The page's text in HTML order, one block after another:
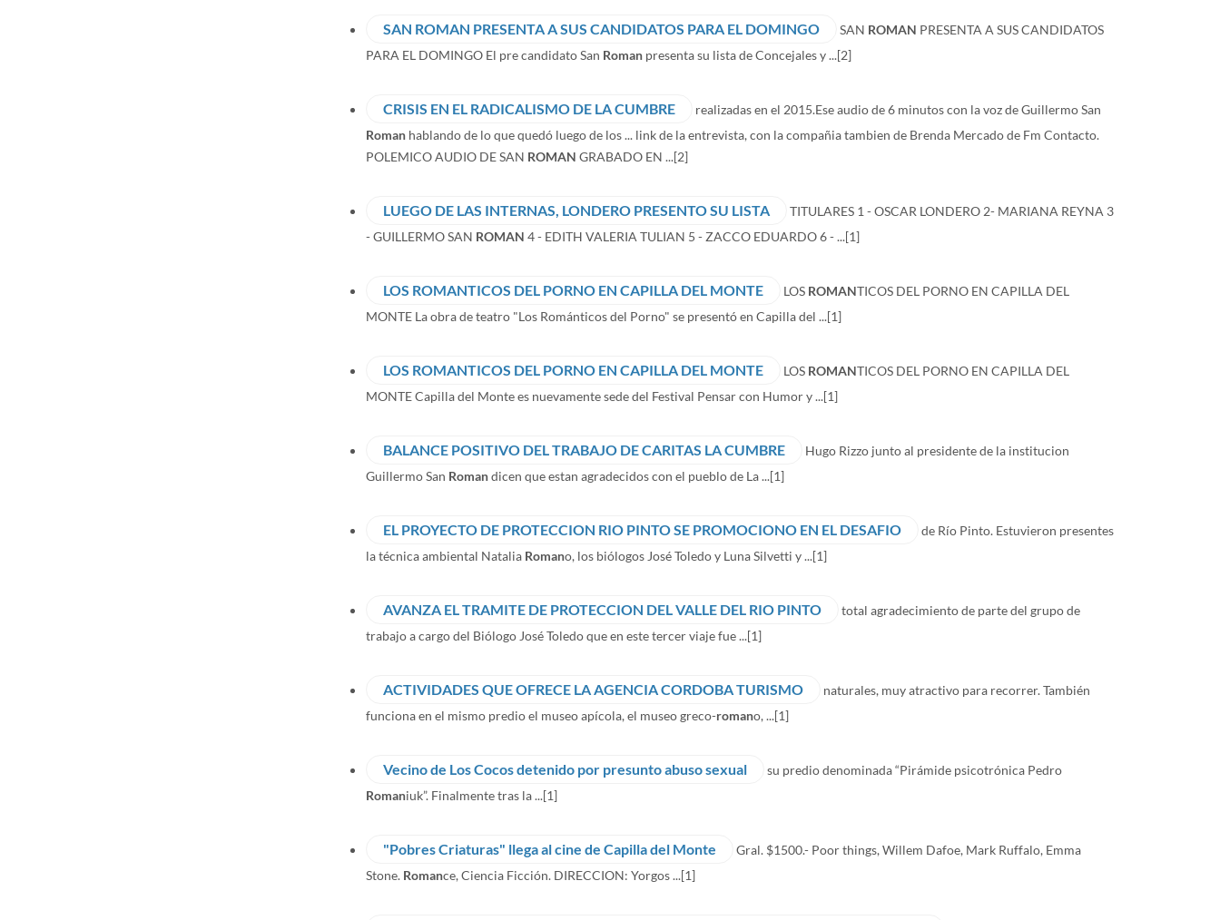
SAN ROMAN PRESENTA A SUS CANDIDATOS PARA EL DOMINGO SAN ROMAN PRESENTA A SUS CANDIDATOS
PARA EL DOMINGO El pre candidato San Roman presenta su lista de Concejales y ...[2]
CRISIS EN EL RADICALISMO DE LA CUMBRE
realizadas en el 2015.Ese audio de 6 minutos con la voz de Guillermo San
Roman hablando de lo que quedó luego de los ... link de la entrevista, con la compañia tambien de Brenda Mercado de Fm Contacto.
POLEMICO AUDIO DE SAN ROMAN GRABADO EN ...[2]
LUEGO DE LAS INTERNAS, LONDERO PRESENTO SU LISTA
TITULARES 1 - OSCAR LONDERO 2- MARIANA REYNA 3
- GUILLERMO SAN ROMAN 4 - EDITH VALERIA TULIAN 5 - ZACCO EDUARDO 6 - ...[1]
LOS ROMANTICOS DEL PORNO EN CAPILLA DEL MONTE LOS ROMANTICOS DEL PORNO EN CAPILLA DEL
MONTE La obra de teatro "Los Románticos del Porno" se presentó en Capilla del ...[1]
LOS ROMANTICOS DEL PORNO EN CAPILLA DEL MONTE LOS ROMANTICOS DEL PORNO EN CAPILLA DEL
MONTE Capilla del Monte es nuevamente sede del Festival Pensar con Humor y ...[1]
BALANCE POSITIVO DEL TRABAJO DE CARITAS LA CUMBRE
Hugo Rizzo junto al presidente de la institucion
Guillermo San Romandicen que estan agradecidos con el pueblo de La ...[1]
EL PROYECTO DE PROTECCION RIO PINTO SE PROMOCIONO EN EL DESAFIO
de Río Pinto. Estuvieron presentes
la técnica ambiental Natalia Romano, los biólogos José Toledo y Luna Silvetti y ...[1]
AVANZA EL TRAMITE DE PROTECCION DEL VALLE DEL RIO PINTO
total agradecimiento de parte del grupo de
trabajo a cargo del Biólogo José Toledo que en este tercer viaje fue ...[1]
ACTIVIDADES QUE OFRECE LA AGENCIA CORDOBA TURISMO
naturales, muy atractivo para recorrer. También
funciona en el mismo predio el museo apícola, el museo greco-romano, ...[1]
Vecino de Los Cocos detenido por presunto abuso sexual
su predio denominada “Pirámide psicotrónica Pedro
Romaniuk”. Finalmente tras la ...[1]
"Pobres Criaturas" llega al cine de Capilla del Monte
Gral. $1500.- Poor things, Willem Dafoe, Mark Ruffalo, Emma
Stone. Romance, Ciencia Ficción. DIRECCION: Yorgos ...[1]